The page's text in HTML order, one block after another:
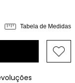
Tabela de Medidas